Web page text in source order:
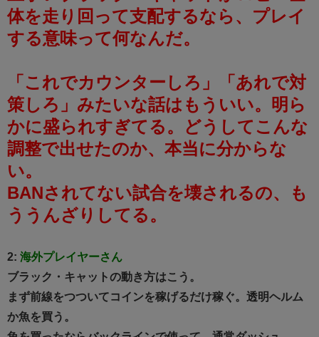
体を走り回って支配するなら、プレイ
する意味って何なんだ。
「これでカウンターしろ」「あれで対
策しろ」みたいな話はもういい。明ら
かに盛られすぎてる。どうしてこんな
調整で出せたのか、本当に分からな
い。
BANされてない試合を壊されるの、も
ううんざりしてる。
2: 海外プレイヤーさん
ブラック・キャットの動き方はこう。
まず前線をつついてコインを稼げるだけ稼ぐ。透明ヘルム
か魚を買う。